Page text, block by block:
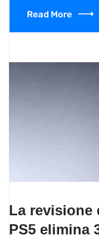
Read More
La revisione
PS5 elimina